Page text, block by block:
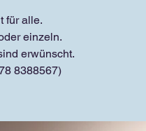
für alle.
einzeln.
erwünscht.
8388567)